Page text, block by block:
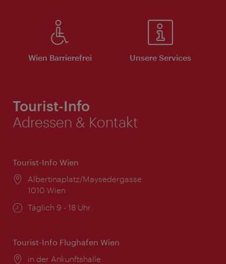
Wien Barrierefrei Unsere Services
Tourist-Info
Adressen & Kontakt
Tourist-Info Wien
Ort:
Albertinaplatz/Maysedergasse
1010 Wien
Öffnungszeiten:
Täglich 9 - 18 Uhr
Tourist-Info Flughafen Wien
Ort:
in der Ankunftshalle